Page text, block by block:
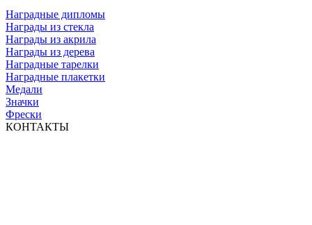
Наградные дипломы
Награды из стекла
Награды из акрила
Награды из дерева
Наградные тарелки
Наградные плакетки
Медали
Значки
Фрески
КОНТАКТЫ